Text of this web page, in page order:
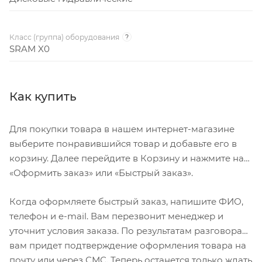
Класс (группа) оборудования ?
SRAM X0
Как купить
Для покупки товара в нашем интернет-магазине
выберите понравившийся товар и добавьте его в
корзину. Далее перейдите в Корзину и нажмите на
«Оформить заказ» или «Быстрый заказ».
Когда оформляете быстрый заказ, напишите ФИО,
телефон и e-mail. Вам перезвонит менеджер и
уточнит условия заказа. По результатам разговора
вам придет подтверждение оформления товара на